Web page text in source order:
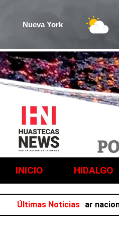
Nueva York
INICIO HIDALGO
Últimas Noticias
el primer lugar nacional